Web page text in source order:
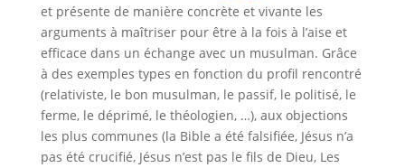
et présente de manière concrète et vivante les
arguments à maîtriser pour être à la fois à l’aise et
efficace dans un échange avec un musulman. Grâce
à des exemples types en fonction du profil rencontré
(relativiste, le bon musulman, le passif, le politisé, le
ferme, le déprimé, le théologien, …), aux objections
les plus communes (la Bible a été falsifiée, Jésus n’a
pas été crucifié, Jésus n’est pas le fils de Dieu, Les